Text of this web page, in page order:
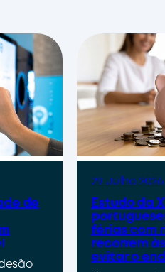
de
29 Julho 2026
Estudo da
férias com
recorrem
evitar o